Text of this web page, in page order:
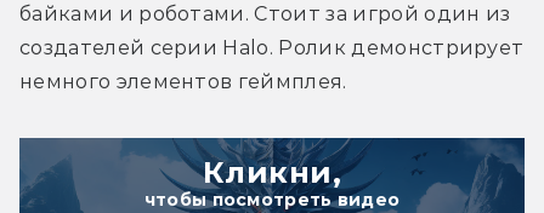
байками и роботами. Стоит за игрой один из
создателей серии Halo. Ролик демонстрирует
немного элементов геймплея.
Кликни,
чтобы посмотреть видео